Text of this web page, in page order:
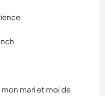
mari et moi de